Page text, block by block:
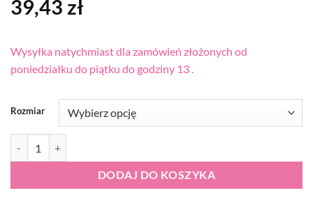
39,43 zł
Wysyłka natychmiast dla zamówień złożonych od
poniedziałku do piątku do godziny 13 .
Rozmiar
DODAJ DO KOSZYKA